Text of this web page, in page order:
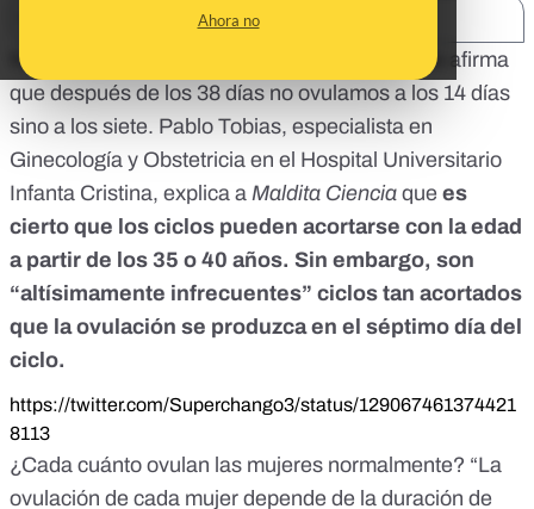
Ahora no
Nos habéis preguntado por un
en el que se afirma
que después de los 38 días no ovulamos a los 14 días
sino a los siete. Pablo Tobias, especialista en
Ginecología y Obstetricia en el Hospital Universitario
Infanta Cristina, explica a Maldita Ciencia que es
cierto que los ciclos pueden acortarse con la edad
a partir de los 35 o 40 años. Sin embargo, son
“altísimamente infrecuentes” ciclos tan acortados
que la ovulación se produzca en el séptimo día del
ciclo.
https://twitter.com/Superchango3/status/129067461374421
8113
¿Cada cuánto ovulan las mujeres normalmente? “La
ovulación de cada mujer depende de la duración de